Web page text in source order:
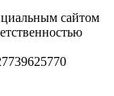
сайтом